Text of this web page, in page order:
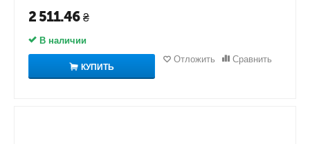
2 511.46 ₴
В наличии
КУПИТЬ
Отложить Сравнить